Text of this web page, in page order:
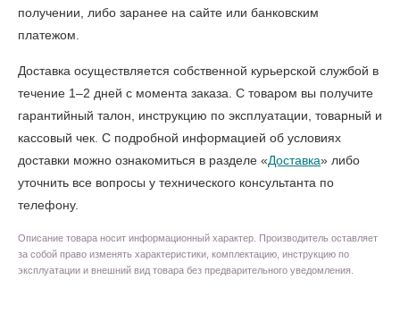
получении, либо заранее на сайте или банковским
платежом.
Доставка осуществляется собственной курьерской службой в
течение 1–2 дней с момента заказа. С товаром вы получите
гарантийный талон, инструкцию по эксплуатации, товарный и
кассовый чек. С подробной информацией об условиях
доставки можно ознакомиться в разделе «Доставка» либо
уточнить все вопросы у технического консультанта по
телефону.
Описание товара носит информационный характер. Производитель оставляет
за собой право изменять характеристики, комплектацию, инструкцию по
эксплуатации и внешний вид товара без предварительного уведомления.